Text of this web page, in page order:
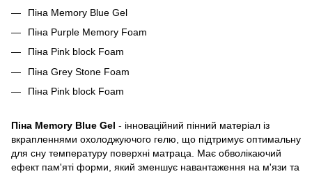
Піна Memory Blue Gel
Піна Purple Memory Foam
Піна Pink block Foam
Піна Grey Stone Foam
Піна Pink block Foam
Піна Memory Blue Gel - інноваційний пінний матеріал із
вкрапленнями охолоджуючого гелю, що підтримує оптимальну
для сну температуру поверхні матраца. Має обволікаючий
ефект пам'яті форми, який зменшує навантаження на м'язи та